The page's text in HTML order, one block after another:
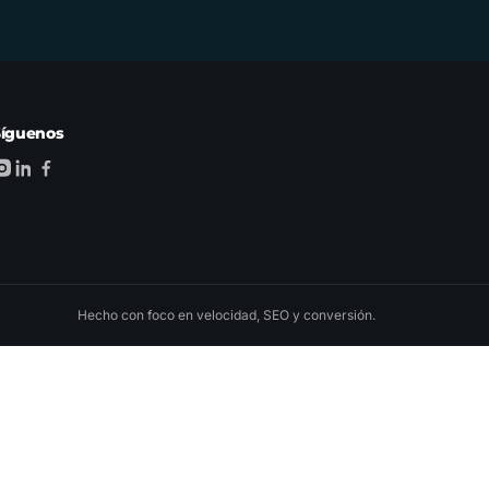
Hecho con foco en velocidad, SEO y conversión.